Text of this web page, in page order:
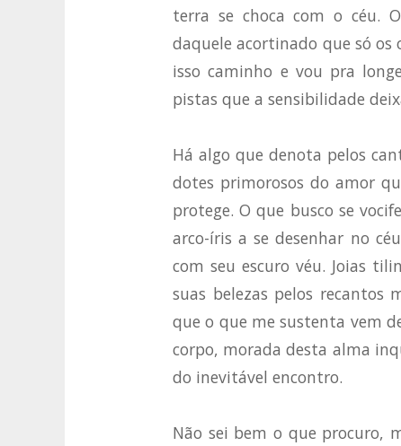
terra se choca com o céu.
daquele acortinado que só os
isso caminho e vou pra
pistas que a sensibilidade
Há algo que denota pelos
dotes primorosos do amor
protege. O que busco se
arco-íris a se desenhar no
com seu escuro véu. Joias
suas belezas pelos recantos
que o que me sustenta vem
corpo, morada desta alma
do inevitável encontro.
Não sei bem o que procuro,